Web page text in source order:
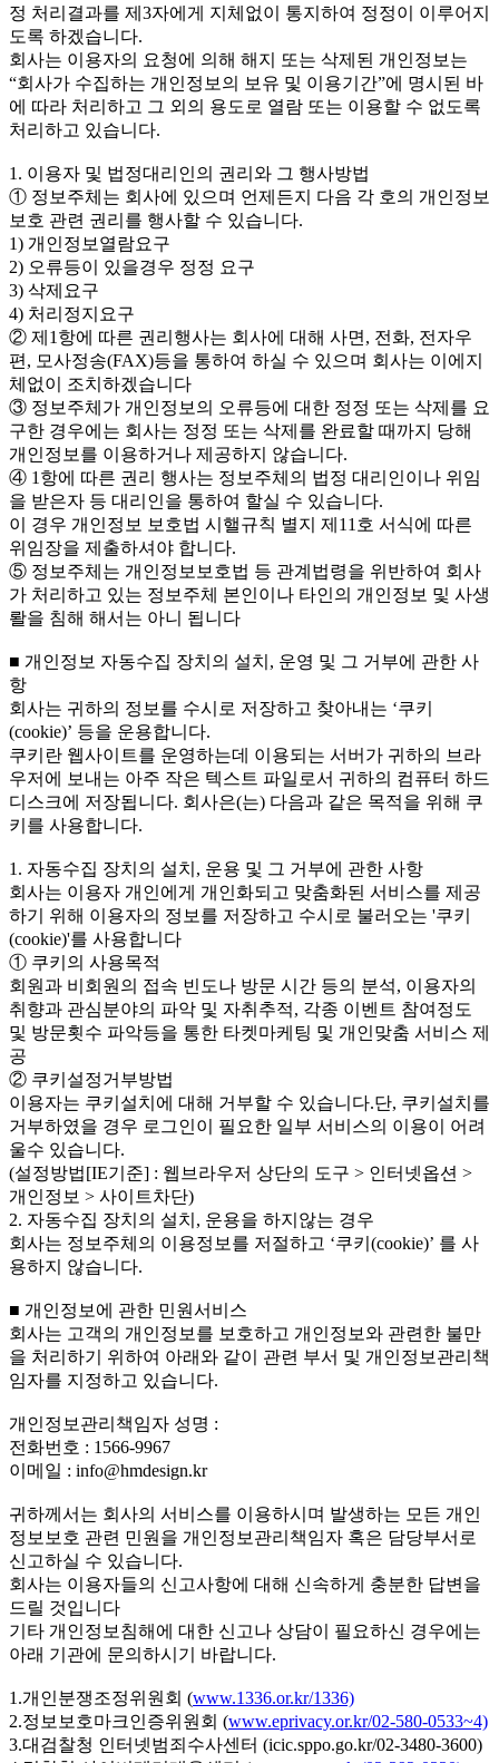
정 처리결과를 제3자에게 지체없이 통지하여 정정이 이루어지
도록 하겠습니다.
회사는 이용자의 요청에 의해 해지 또는 삭제된 개인정보는
“회사가 수집하는 개인정보의 보유 및 이용기간”에 명시된 바
에 따라 처리하고 그 외의 용도로 열람 또는 이용할 수 없도록
처리하고 있습니다.
1. 이용자 및 법정대리인의 권리와 그 행사방법
① 정보주체는 회사에 있으며 언제든지 다음 각 호의 개인정보
보호 관련 권리를 행사할 수 있습니다.
1) 개인정보열람요구
2) 오류등이 있을경우 정정 요구
3) 삭제요구
4) 처리정지요구
② 제1항에 따른 권리행사는 회사에 대해 사면, 전화, 전자우
편, 모사정송(FAX)등을 통하여 하실 수 있으며 회사는 이에지
체없이 조치하겠습니다
③ 정보주체가 개인정보의 오류등에 대한 정정 또는 삭제를 요
구한 경우에는 회사는 정정 또는 삭제를 완료할 때까지 당해
개인정보를 이용하거나 제공하지 않습니다.
④ 1항에 따른 권리 행사는 정보주체의 법정 대리인이나 위임
을 받은자 등 대리인을 통하여 할실 수 있습니다.
이 경우 개인정보 보호법 시핼규칙 별지 제11호 서식에 따른
위임장을 제출하셔야 합니다.
⑤ 정보주체는 개인정보보호법 등 관계법령을 위반하여 회사
가 처리하고 있는 정보주체 본인이나 타인의 개인정보 및 사생
뢀을 침해 해서는 아니 됩니다
■ 개인정보 자동수집 장치의 설치, 운영 및 그 거부에 관한 사
항
회사는 귀하의 정보를 수시로 저장하고 찾아내는 ‘쿠키
(cookie)’ 등을 운용합니다.
쿠키란 웹사이트를 운영하는데 이용되는 서버가 귀하의 브라
우저에 보내는 아주 작은 텍스트 파일로서 귀하의 컴퓨터 하드
디스크에 저장됩니다. 회사은(는) 다음과 같은 목적을 위해 쿠
키를 사용합니다.
1. 자동수집 장치의 설치, 운용 및 그 거부에 관한 사항
회사는 이용자 개인에게 개인화되고 맞춤화된 서비스를 제공
하기 위해 이용자의 정보를 저장하고 수시로 불러오는 '쿠키
(cookie)'를 사용합니다
① 쿠키의 사용목적
회원과 비회원의 접속 빈도나 방문 시간 등의 분석, 이용자의
취향과 관심분야의 파악 및 자취추적, 각종 이벤트 참여정도
및 방문횟수 파악등을 통한 타켓마케팅 및 개인맞춤 서비스 제
공
② 쿠키설정거부방법
이용자는 쿠키설치에 대해 거부할 수 있습니다.단, 쿠키설치를
거부하였을 경우 로그인이 필요한 일부 서비스의 이용이 어려
울수 있습니다.
(설정방법[IE기준] : 웹브라우저 상단의 도구 > 인터넷옵션 >
개인정보 > 사이트차단)
2. 자동수집 장치의 설치, 운용을 하지않는 경우
회사는 정보주체의 이용정보를 저절하고 ‘쿠키(cookie)’ 를 사
용하지 않습니다.
■ 개인정보에 관한 민원서비스
회사는 고객의 개인정보를 보호하고 개인정보와 관련한 불만
을 처리하기 위하여 아래와 같이 관련 부서 및 개인정보관리책
임자를 지정하고 있습니다.
개인정보관리책임자 성명 :
전화번호 : 1566-9967
이메일 : info@hmdesign.kr
귀하께서는 회사의 서비스를 이용하시며 발생하는 모든 개인
정보보호 관련 민원을 개인정보관리책임자 혹은 담당부서로
신고하실 수 있습니다.
회사는 이용자들의 신고사항에 대해 신속하게 충분한 답변을
드릴 것입니다
기타 개인정보침해에 대한 신고나 상담이 필요하신 경우에는
아래 기관에 문의하시기 바랍니다.
1.개인분쟁조정위원회 (www.1336.or.kr/1336)
2.정보보호마크인증위원회 (www.eprivacy.or.kr/02-580-0533~4)
3.대검찰청 인터넷범죄수사센터 (icic.sppo.go.kr/02-3480-3600)